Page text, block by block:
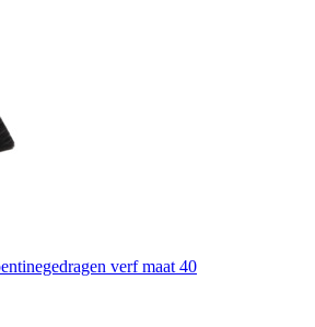
verf maat 40